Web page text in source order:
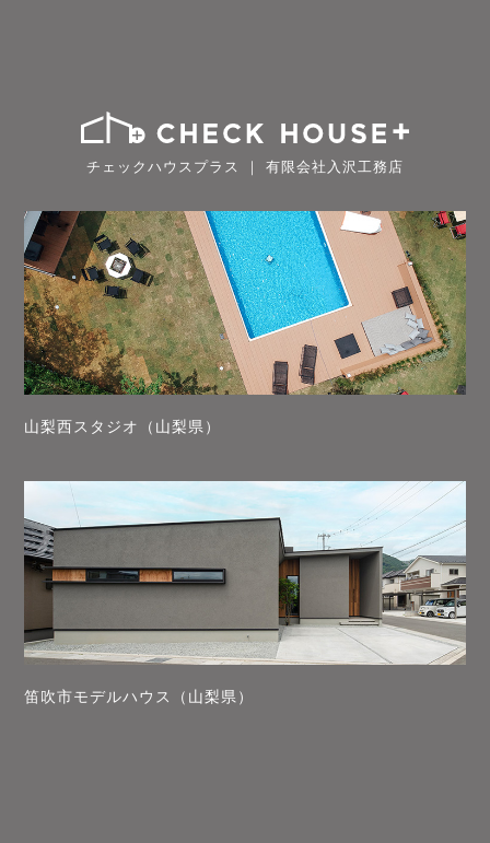
チェックハウスプラス ｜ 有限会社入沢工務店
山梨西スタジオ（山梨県）
笛吹市モデルハウス（山梨県）